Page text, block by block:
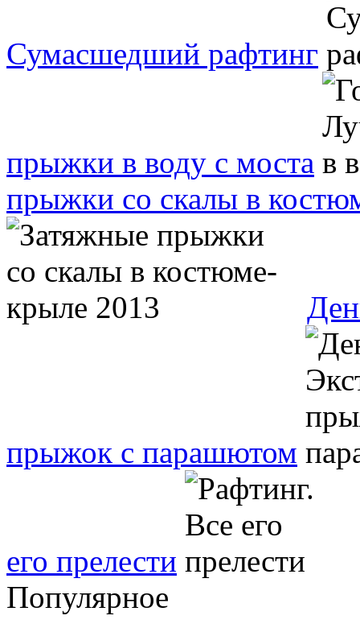
Сумасшедший рафтинг
прыжки в воду с моста
прыжки со скалы в
прыжок с парашютом
его прелести
Популярное